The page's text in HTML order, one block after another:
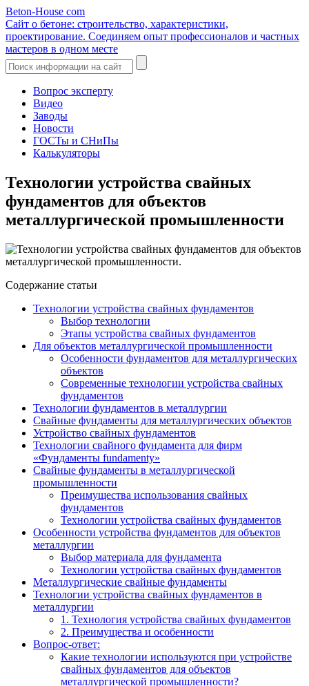
Beton-House com
Сайт о бетоне: строительство, характеристики,
проектирование. Соединяем опыт профессионалов и частных
мастеров в одном месте
Вопрос эксперту
Видео
Заводы
Новости
ГОСТы и СНиПы
Калькуляторы
Технологии устройства свайных
фундаментов для объектов
металлургической промышленности
Содержание статьи
Технологии устройства свайных фундаментов
Выбор технологии
Этапы устройства свайных фундаментов
Для объектов металлургической промышленности
Особенности фундаментов для металлургических
объектов
Современные технологии устройства свайных
фундаментов
Технологии фундаментов в металлургии
Свайные фундаменты для металлургических объектов
Устройство свайных фундаментов
Технологии свайного фундамента для фирм
«Фундаменты fundamenty»
Свайные фундаменты в металлургической
промышленности
Преимущества использования свайных
фундаментов
Технологии устройства свайных фундаментов
Особенности устройства фундаментов для объектов
металлургии
Выбор материала для фундамента
Технологии устройства свайных фундаментов
Металлургические свайные фундаменты
Технологии устройства свайных фундаментов в
металлургии
1. Технология устройства свайных фундаментов
2. Преимущества и особенности
Вопрос-ответ:
Какие технологии используются при устройстве
свайных фундаментов для объектов
металлургической промышленности?